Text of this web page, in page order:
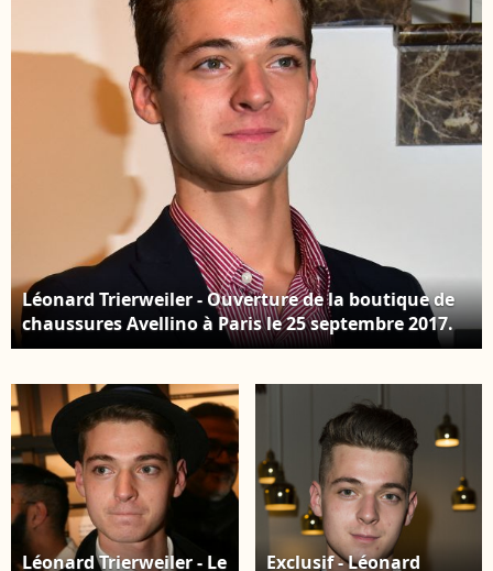
Léonard Trierweiler - Ouverture de la boutique de
chaussures Avellino à Paris le 25 septembre 2017.
© Giancarlo Gorassini/Bestimage
Léonard Trierweiler - Le
Exclusif - Léonard